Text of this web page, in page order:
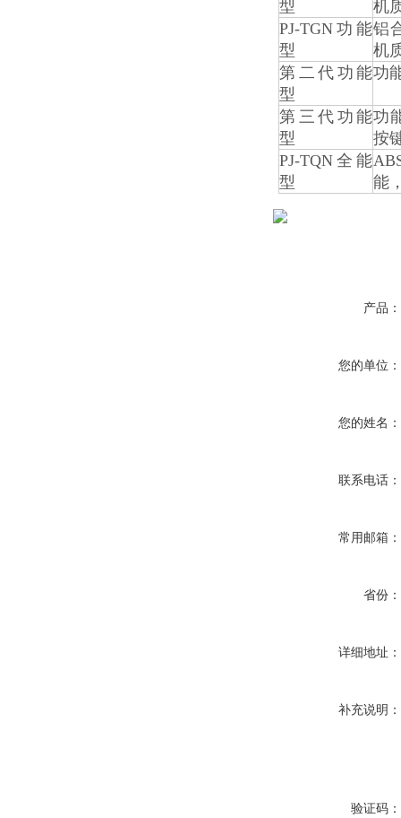
型
机
PJ-TGN功能
型
铝
机
第二代功能
型
功
第三代功能
型
功
按
PJ-TQN全能
型
能
产品：
您的单位：
您的姓名：
联系电话：
常用邮箱：
省份：
详细地址：
补充说明：
验证码：